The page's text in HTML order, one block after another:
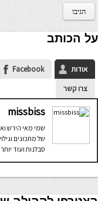
על הכותב
אודות Facebook
צרו קשר
missbiss
שמי מאי הירש
של מתכונים
סבלנות ועוד